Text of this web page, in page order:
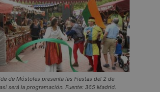
de Móstoles presenta las Fiestas del 2 de
será la programación. Fuente: 365 Madrid.